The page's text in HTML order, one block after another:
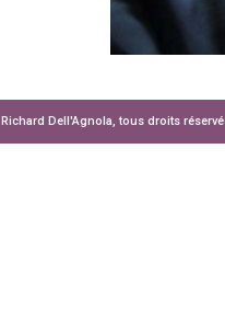
Richard Dell'Agnola, tous droits